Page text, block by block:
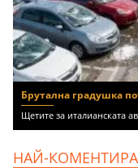
Брутална градушка
Щетите за италианската
НАЙ-